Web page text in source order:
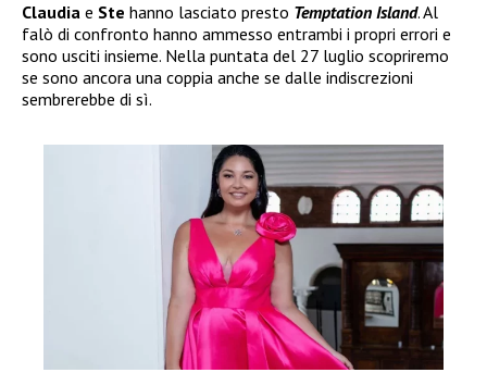
Claudia e Ste hanno lasciato presto Temptation Island. Al
falò di confronto hanno ammesso entrambi i propri errori e
sono usciti insieme. Nella puntata del 27 luglio scopriremo
se sono ancora una coppia anche se dalle indiscrezioni
sembrerebbe di sì.